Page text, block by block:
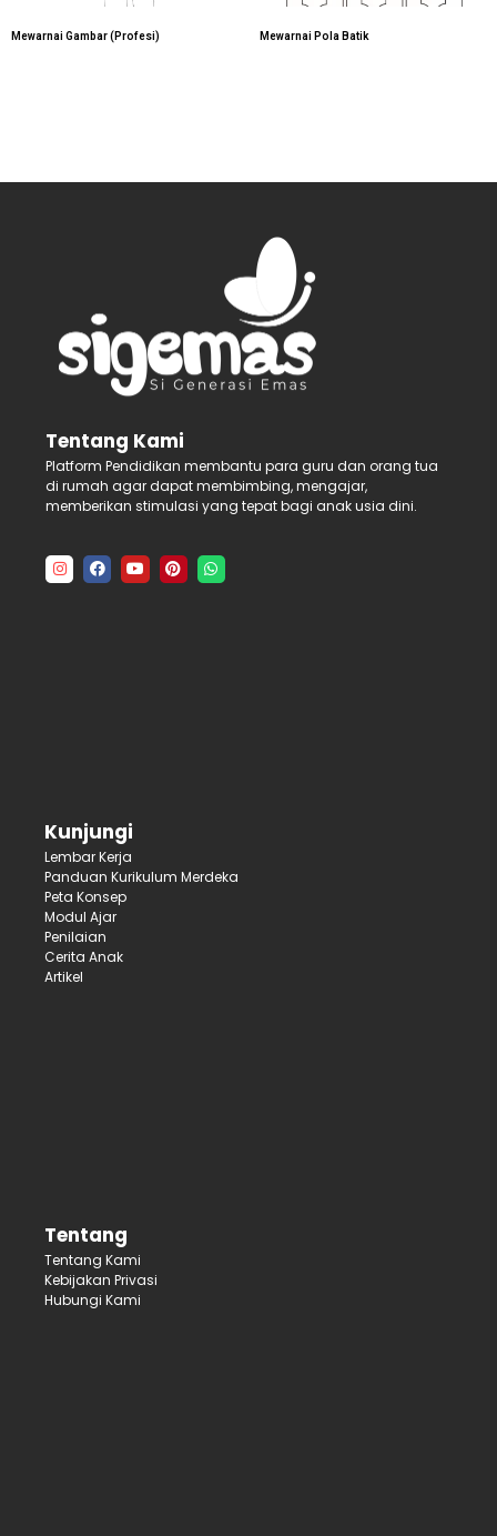
Mewarnai Gambar (Profesi) Mewarnai Pola Batik
Tentang Kami
Platform Pendidikan membantu para guru dan orang tua
di rumah agar dapat membimbing, mengajar,
memberikan stimulasi yang tepat bagi anak usia dini.
Kunjungi
Lembar Kerja
Panduan Kurikulum Merdeka
Peta Konsep
Modul Ajar
Penilaian
Cerita Anak
Artikel
Tentang
Tentang Kami
Kebijakan Privasi
Hubungi Kami